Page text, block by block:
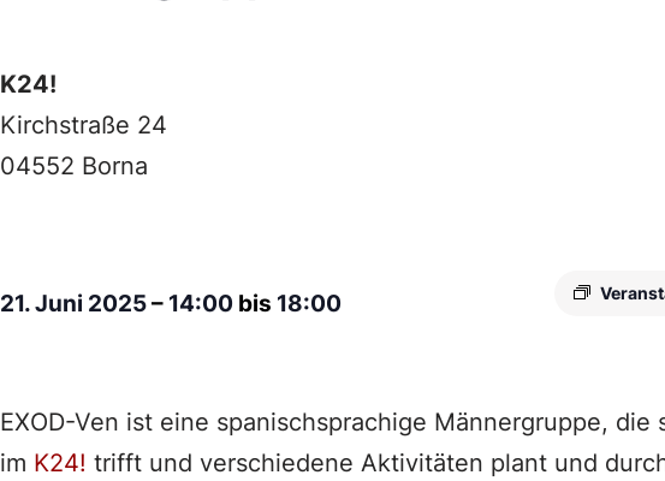
K24!
Kirchstraße 24
04552 Borna
21. Juni 2025– 14:00 bis 18:00
EXOD-Ven ist eine spanischsprachige Männergruppe, die
im K24! trifft und verschiedene Aktivitäten plant und